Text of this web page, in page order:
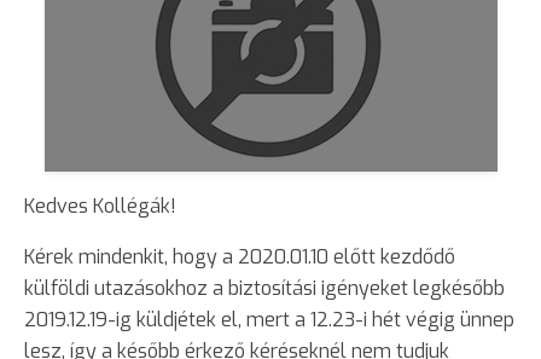
Kedves Kollégák!
Kérek mindenkit, hogy a 2020.01.10 előtt kezdődő
külföldi utazásokhoz a biztosítási igényeket legkésőbb
2019.12.19-ig küldjétek el, mert a 12.23-i hét végig ünnep
lesz, így a később érkező kéréseknél nem tudjuk